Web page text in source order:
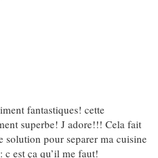
fantastiques! cette
superbe! J adore!!! Cela fait
solution pour separer ma cuisine
est ça qu’il me faut!